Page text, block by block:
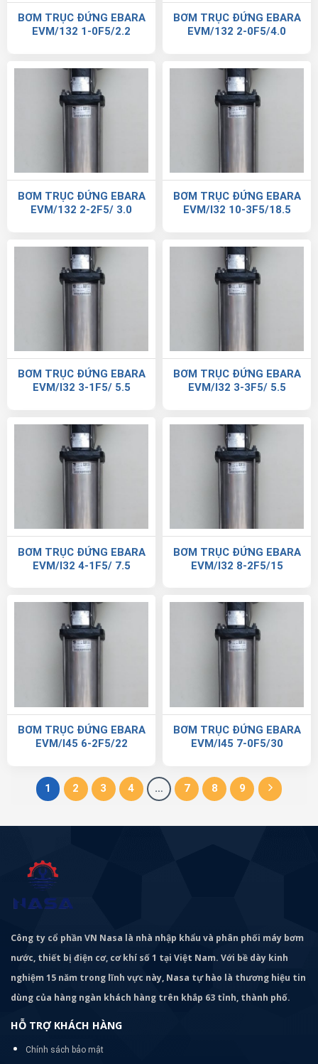
BƠM TRỤC ĐỨNG EBARA
EVM/132 1-0F5/2.2
BƠM TRỤC ĐỨNG EBARA
EVM/132 2-0F5/4.0
BƠM TRỤC ĐỨNG EBARA
EVM/132 2-2F5/ 3.0
BƠM TRỤC ĐỨNG EBARA
EVM/I32 10-3F5/18.5
BƠM TRỤC ĐỨNG EBARA
EVM/I32 3-1F5/ 5.5
BƠM TRỤC ĐỨNG EBARA
EVM/I32 3-3F5/ 5.5
BƠM TRỤC ĐỨNG EBARA
EVM/I32 4-1F5/ 7.5
BƠM TRỤC ĐỨNG EBARA
EVM/I32 8-2F5/15
BƠM TRỤC ĐỨNG EBARA
EVM/I45 6-2F5/22
BƠM TRỤC ĐỨNG EBARA
EVM/I45 7-0F5/30
1 2 3 4 … 7 8 9
Công ty cổ phần VN Nasa là nhà nhập khẩu và phân phối máy bơm
nước, thiết bị điện cơ, cơ khí số 1 tại Việt Nam. Với bề dày kinh
nghiệm 15 năm trong lĩnh vực này, Nasa tự hào là thương hiệu tin
dùng của hàng ngàn khách hàng trên khắp 63 tỉnh, thành phố.
HỖ TRỢ KHÁCH HÀNG
Chính sách bảo mật